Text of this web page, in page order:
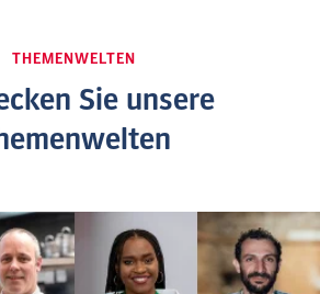
THEMENWELTEN
Sie unsere